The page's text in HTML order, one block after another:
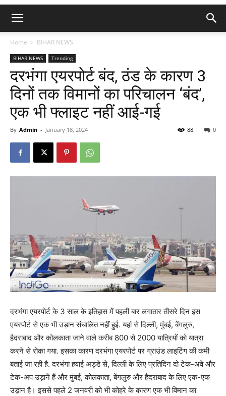
Home BIHAR NEWS
BIHAR NEWS Trending
दरभंगा एयरपोर्ट बंद, ठंड के कारण 3
दिनों तक विमानों का परिचालन ‘बंद’,
एक भी फ्लाइट नहीं आई-गई
By Admin - January 18, 2024 0
88
दरभंगा एयरपोर्ट के 3 साल के इतिहास में पहली बार लगातार तीसरे दिन इस
एयरपोर्ट से एक भी उड़ान संचालित नहीं हुई. यहां से दिल्ली, मुंबई, बेंगलुरु,
हैदराबाद और कोलकाता जाने वाले करीब 800 से 2000 यात्रियों को यात्रा
करने से रोका गया. इसका कारण दरभंगा एयरपोर्ट पर ग्राउंड लाइटिंग की कमी
बताई जा रही है. दरभंगा हवाई अड्डे से, दिल्ली के लिए प्रतिदिन दो टेक-अवे और
टेक-अप उड़ानें हैं और मुंबई, कोलकाता, बेंगलुरु और हैदराबाद के लिए एक-एक
उड़ान है। इससे पहले 2 जनवरी को भी कोहरे के कारण एक भी विमान का